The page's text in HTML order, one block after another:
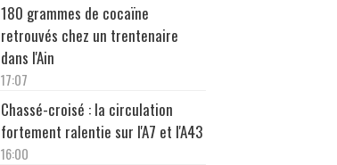
180 grammes de cocaïne
retrouvés chez un trentenaire
dans l'Ain
17:07
Chassé-croisé : la circulation
fortement ralentie sur l'A7 et l'A43
16:00